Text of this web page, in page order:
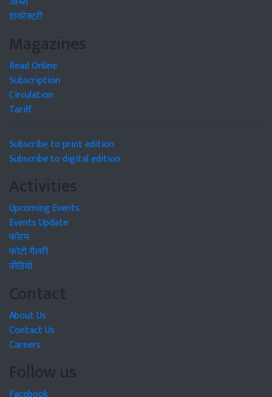
डायरेक्टरी
Magazines
Read Online
Subscription
Circulation
Tariff
Subscribe to print edition
Subscribe to digital edition
Activities
Upcoming Events
Events Update
फोरम
फोटो गैलरी
वीडियो
Contact
About Us
Contact Us
Careers
Follow us